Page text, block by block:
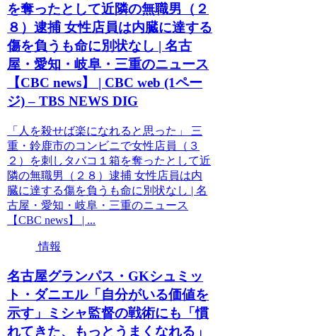
を奪ったとして近隣の無職男（２
８）逮捕 女性店員は内臓に達する
傷を負うも命に別状なし | 名古
屋・愛知・岐阜・三重のニュース
【CBC news】 | CBC web (1ペー
ジ) – TBS NEWS DIG
「人を殺せば楽になれると思った」 三
重・鈴鹿市のコンビニで女性店員（３
２）を刺しタバコ１箱を奪ったとして近
隣の無職男（２８）逮捕 女性店員は内
臓に達する傷を負うも命に別状なし | 名
古屋・愛知・岐阜・三重のニュース
【CBC news】 | ...
情報
名古屋グランパス・GKシュミッ
ト・ダニエル「自分がいる価値を
示す」ミシャ監督の戦術にも「慣
れてきた、もっとうまくなれる」